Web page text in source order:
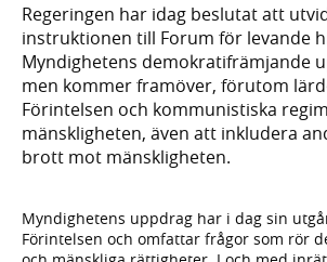
Regeringen har idag beslutat att
instruktionen till Forum för levande
Myndighetens demokratifrämjande
men kommer framöver, förutom
Förintelsen och kommunistiska
mänskligheten, även att inkludera
brott mot mänskligheten.
Myndighetens uppdrag har i dag sin
Förintelsen och omfattar frågor som rör